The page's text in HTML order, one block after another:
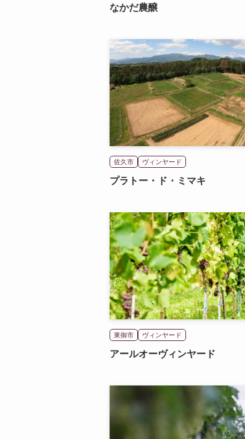
なかだ農醸
佐久市 ヴィンヤード
プラトー・ド・ミマキ
東御市 ヴィンヤード
アールオーヴィンヤード